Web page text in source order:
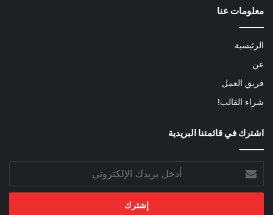
معلومات عنا
الرئيسية
عن
فريق العمل
شراء القالب!
اشترك في قائمتنا البريدية
بريدك
الإلكتروني